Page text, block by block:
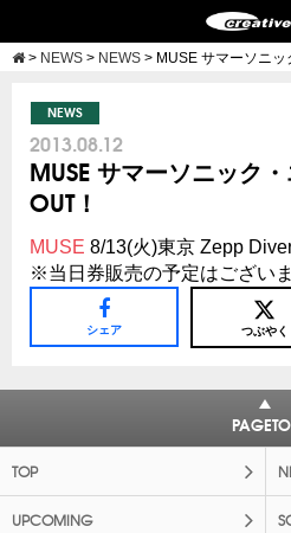
> NEWS > NEWS > MUSE サマーソニッ
NEWS
2013.08.12
MUSE サマーソニック
OUT！
MUSE 8/13(火)東京 Zepp
※当日券販売の予定はござい
シェア つぶやく
TOP
UPCOMING